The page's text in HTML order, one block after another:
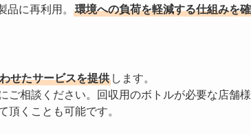
に再利用。
環境への負荷を軽減する仕組みを
せたサービスを提供 します。
ご相談ください。回収用のボトルが必要な店舗
頂くことも可能です。